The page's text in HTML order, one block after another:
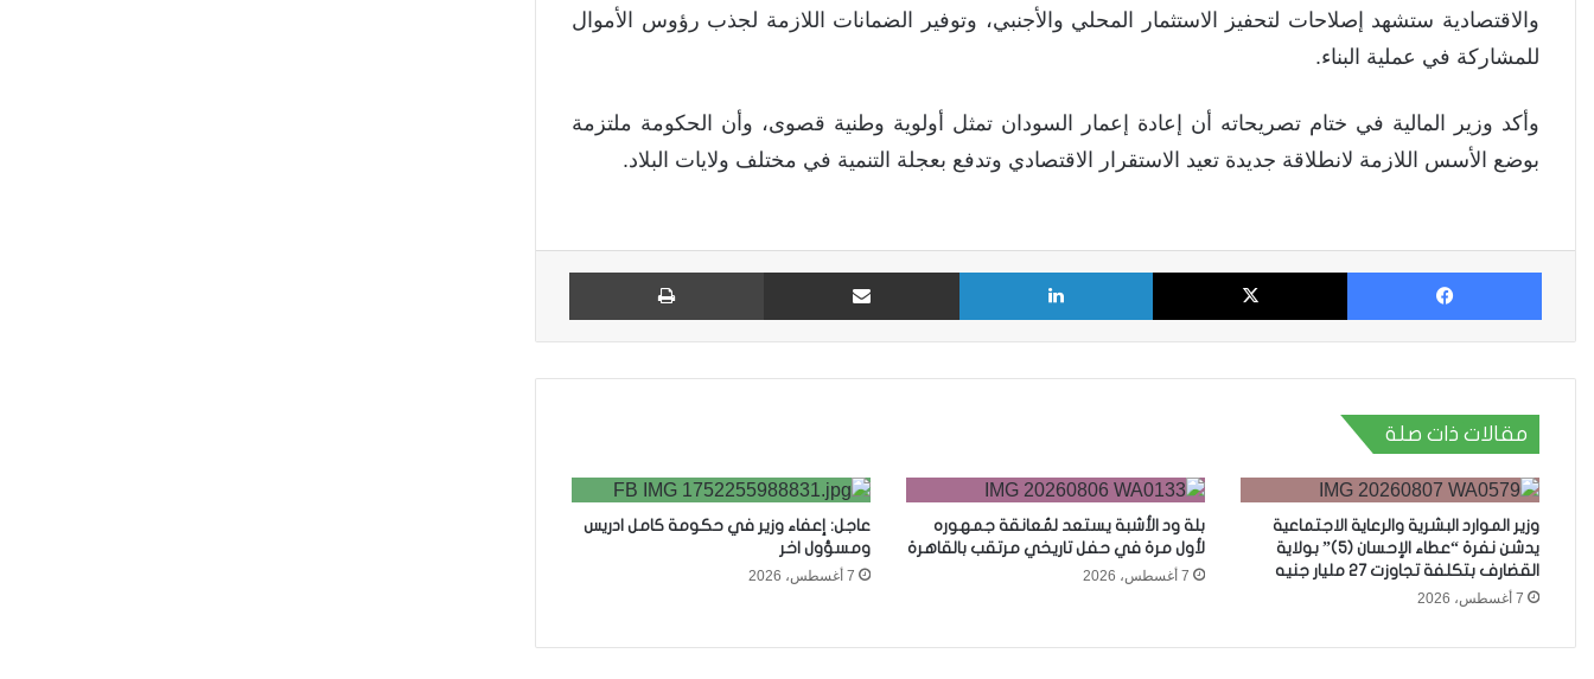
والاقتصادية ستشهد إصلاحات لتحفيز الاستثمار المحلي والأجنبي، وتوفير الضمانات اللازمة لجذب رؤوس الأموال
للمشاركة في عملية البناء.
وأكد وزير المالية في ختام تصريحاته أن إعادة إعمار السودان تمثل أولوية وطنية قصوى، وأن الحكومة ملتزمة
بوضع الأسس اللازمة لانطلاقة جديدة تعيد الاستقرار الاقتصادي وتدفع بعجلة التنمية في مختلف ولايات البلاد.
فيسبوك X لينكدإن مشاركة عبر البريد طباعة
مقالات ذات صلة
وزير الموارد البشرية والرعاية الاجتماعية
يدشن نفرة “عطاء الإحسان (5)” بولاية
القضارف بتكلفة تجاوزت 27 مليار جنيه
7 أغسطس، 2026
بلة ود الأشبة يستعد لمُعانقة جمهوره
لأول مرة في حفل تاريخي مرتقب بالقاهرة
7 أغسطس، 2026
عاجل: إعفاء وزير في حكومة كامل ادريس
ومسؤول اخر
7 أغسطس، 2026